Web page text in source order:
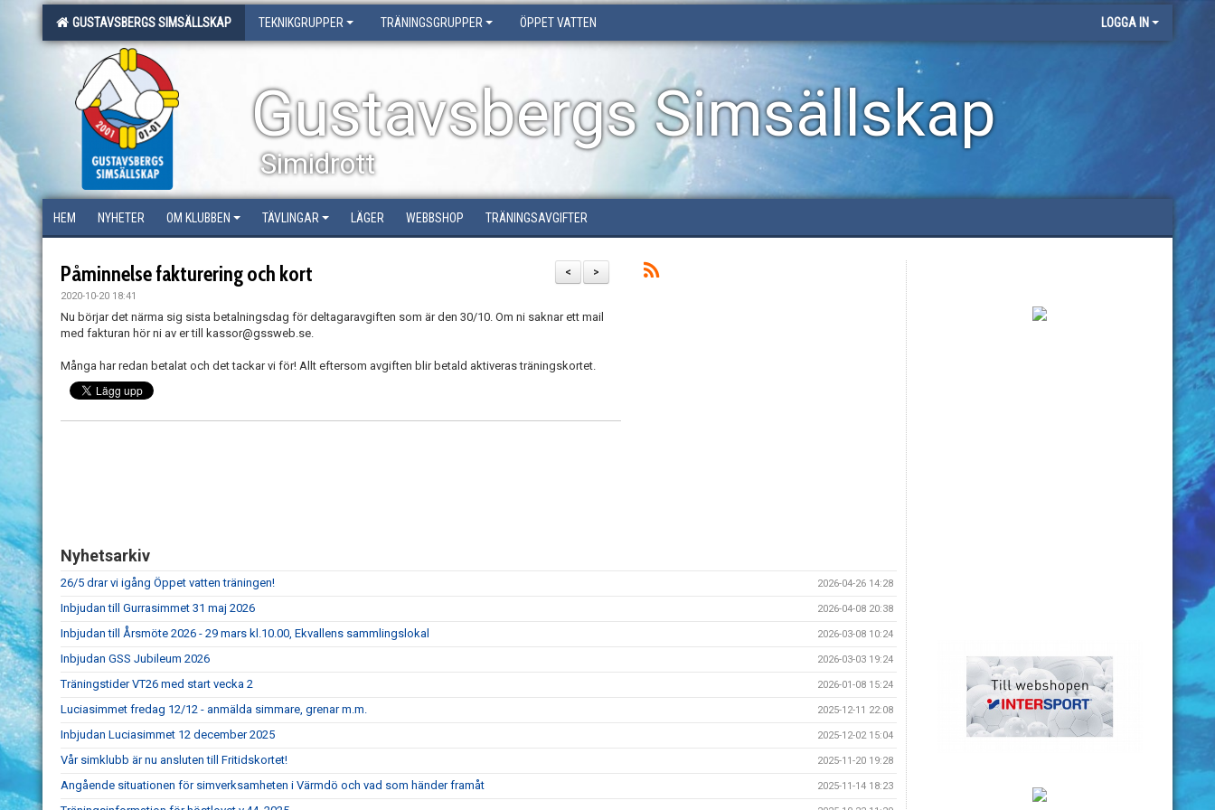
GUSTAVSBERGS SIMSÄLLSKAP TEKNIKGRUPPER TRÄNINGSGRUPPER ÖPPET VATTEN LOGGA IN
Gustavsbergs Simsällskap
Simidrott
HEM NYHETER OM KLUBBEN TÄVLINGAR LÄGER WEBBSHOP TRÄNINGSAVGIFTER
>
<
Påminnelse fakturering och kort
2020-10-20 18:41
Nu börjar det närma sig sista betalningsdag för deltagaravgiften som är den 30/10. Om ni saknar ett mail
med fakturan hör ni av er till kassor@gssweb.se.
Många har redan betalat och det tackar vi för! Allt eftersom avgiften blir betald aktiveras träningskortet.
Nyhetsarkiv
26/5 drar vi igång Öppet vatten träningen! 2026-04-26 14:28
Inbjudan till Gurrasimmet 31 maj 2026 2026-04-08 20:38
Inbjudan till Årsmöte 2026 - 29 mars kl.10.00, Ekvallens sammlingslokal 2026-03-08 10:24
Inbjudan GSS Jubileum 2026 2026-03-03 19:24
Träningstider VT26 med start vecka 2 2026-01-08 15:24
Luciasimmet fredag 12/12 - anmälda simmare, grenar m.m. 2025-12-11 22:08
Inbjudan Luciasimmet 12 december 2025 2025-12-02 15:04
Vår simklubb är nu ansluten till Fritidskortet! 2025-11-20 19:28
Angående situationen för simverksamheten i Värmdö och vad som händer framåt 2025-11-14 18:23